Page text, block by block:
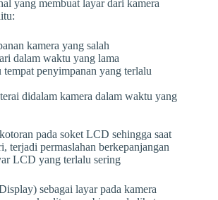
yang membuat layar dari kamera
kamera yang salah
dalam waktu yang lama
tempat penyimpanan yang terlalu
didalam kamera dalam waktu yang
pada soket LCD sehingga saat
terjadi permaslahan berkepanjangan
LCD yang terlalu sering
sebagai layar pada kamera